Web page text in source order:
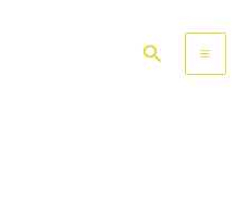
Rechercher